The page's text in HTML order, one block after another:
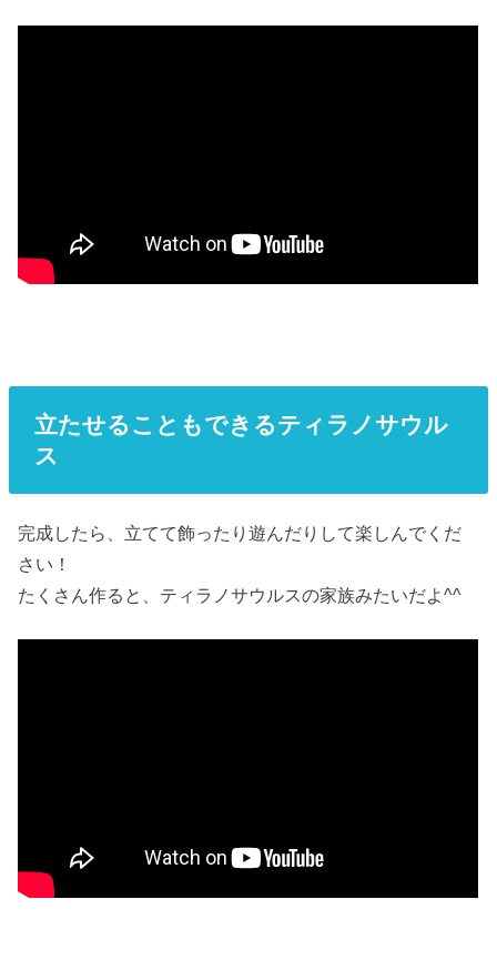
立たせることもできるティラノサウル
ス
完成したら、立てて飾ったり遊んだりして楽しんでくだ
さい！
たくさん作ると、ティラノサウルスの家族みたいだよ^^